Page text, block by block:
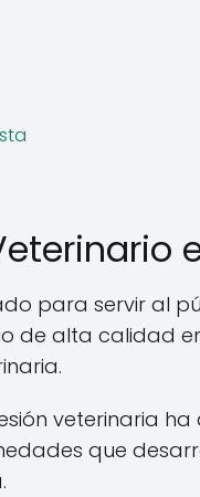
para servir al
de alta calidad
veterinaria
que